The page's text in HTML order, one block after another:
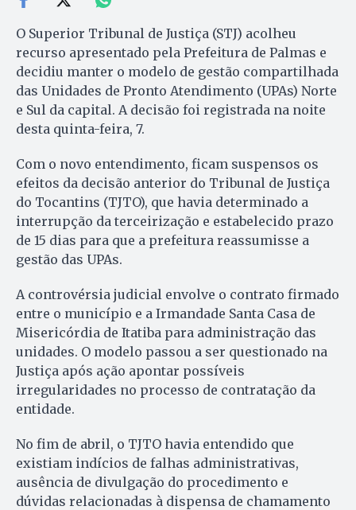
O Superior Tribunal de Justiça (STJ) acolheu
recurso apresentado pela Prefeitura de Palmas e
decidiu manter o modelo de gestão compartilhada
das Unidades de Pronto Atendimento (UPAs) Norte
e Sul da capital. A decisão foi registrada na noite
desta quinta-feira, 7.
Com o novo entendimento, ficam suspensos os
efeitos da decisão anterior do Tribunal de Justiça
do Tocantins (TJTO), que havia determinado a
interrupção da terceirização e estabelecido prazo
de 15 dias para que a prefeitura reassumisse a
gestão das UPAs.
A controvérsia judicial envolve o contrato firmado
entre o município e a Irmandade Santa Casa de
Misericórdia de Itatiba para administração das
unidades. O modelo passou a ser questionado na
Justiça após ação apontar possíveis
irregularidades no processo de contratação da
entidade.
No fim de abril, o TJTO havia entendido que
existiam indícios de falhas administrativas,
ausência de divulgação do procedimento e
dúvidas relacionadas à dispensa de chamamento